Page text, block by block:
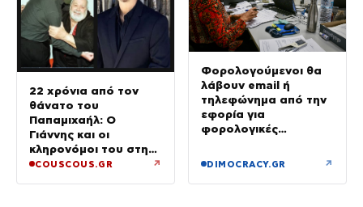
22 χρόνια από τον
θάνατο του
Παπαμιχαήλ: Ο
Γιάννης και οι
κληρονόμοι του στη
διαθήκη
COUSCOUS.GR ↗
Φορολογούμενοι θα
λάβουν email ή
τηλεφώνημα από την
εφορία για
φορολογικές
DIMOCRACY.GR ↗